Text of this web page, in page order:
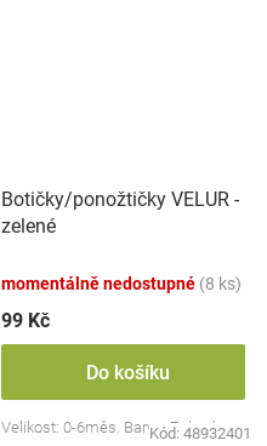
Botičky/ponožtičky VELUR -
zelené
momentálně nedostupné (8 ks)
99 Kč
Do košíku
Velikost: 0-6měs. Barva: Zelená
Kód: 48932401